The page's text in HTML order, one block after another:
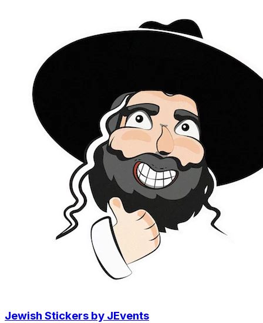
Jewish Stickers by JEvents